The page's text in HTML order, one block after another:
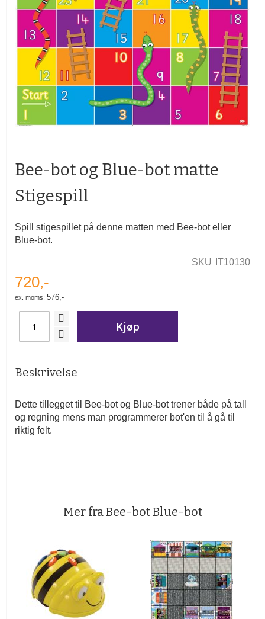
av
Bee-bot og Blue-bot matte
Stigespill
Spill stigespillet på denne matten med Bee-bot eller
Blue-bot.
SKU IT10130
720,-
576,-
Kjøp
Beskrivelse
Dette tillegget til Bee-bot og Blue-bot trener både på tall
og regning mens man programmerer bot'en til å gå til
riktig felt.
Mer fra Bee-bot Blue-bot